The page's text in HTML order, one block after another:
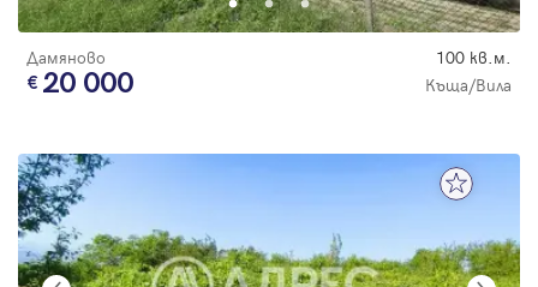
Дамяново 100 кв.м.
20 000 Къща/Вила